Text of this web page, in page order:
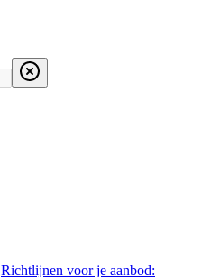
Richtlijnen voor je aanbod: